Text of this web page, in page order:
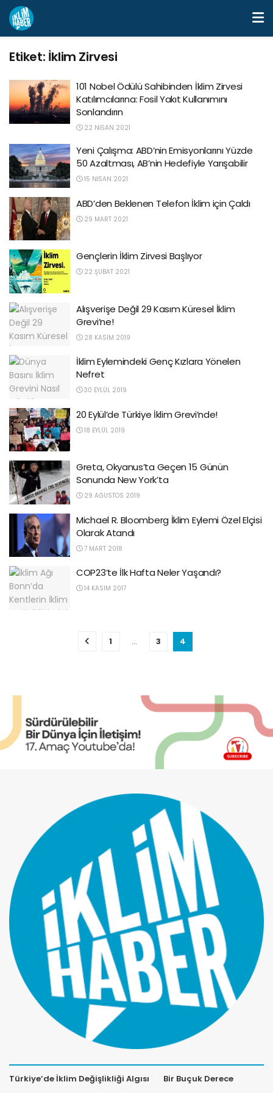
Etiket: İklim Zirvesi
101 Nobel Ödülü Sahibinden İklim Zirvesi
Katılımcılarına: Fosil Yakıt Kullanımını
Sonlandırın
22 NISAN 2021
Yeni Çalışma: ABD’nin Emisyonlarını Yüzde
50 Azaltması, AB’nin Hedefiyle Yarışabilir
15 NISAN 2021
ABD’den Beklenen Telefon İklim için Çaldı
29 MART 2021
Gençlerin İklim Zirvesi Başlıyor
22 ŞUBAT 2021
Alışverişe Değil 29 Kasım Küresel İklim
Grevi’ne!
28 KASIM 2019
İklim Eylemindeki Genç Kızlara Yönelen
Nefret
30 EYLÜL 2019
20 Eylül’de Türkiye İklim Grevi’nde!
18 EYLÜL 2019
Greta, Okyanus’ta Geçen 15 Günün
Sonunda New York’ta
29 AĞUSTOS 2019
Michael R. Bloomberg İklim Eylemi Özel Elçisi
Olarak Atandı
7 MART 2018
COP23’te İlk Hafta Neler Yaşandı?
14 KASIM 2017
1 … 3 4
Türkiye’de İklim Değişlikliği Algısı
Bir Buçuk Derece